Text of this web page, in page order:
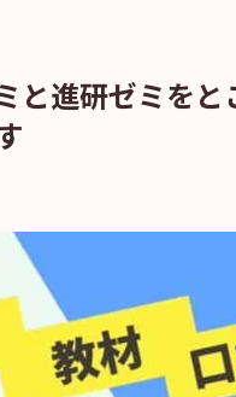
と進研ゼミを